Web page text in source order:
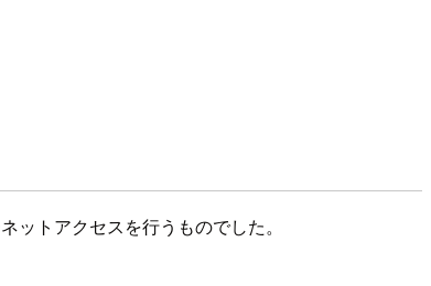
トアクセスを行うものでした。